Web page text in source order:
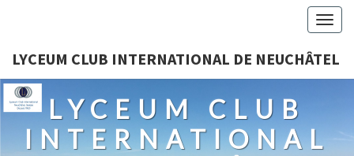
LYCEUM CLUB INTERNATIONAL DE NEUCHÂTEL
LYCEUM CLUB
INTERNATIONAL